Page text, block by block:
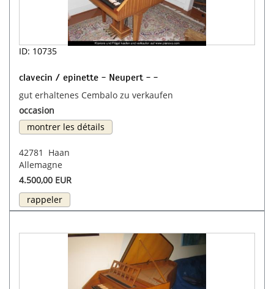
ID: 10735
clavecin / epinette - Neupert - -
gut erhaltenes Cembalo zu verkaufen
occasion
montrer les détails
42781 Haan
Allemagne
4.500,00 EUR
rappeler